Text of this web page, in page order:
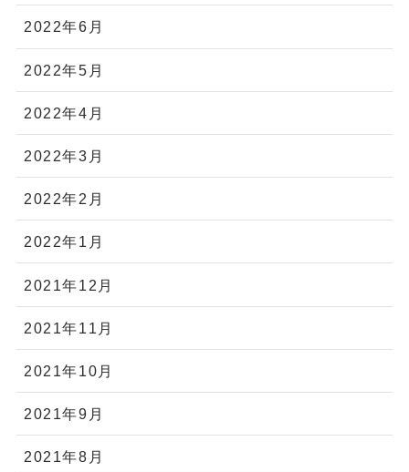
2022年6月
2022年5月
2022年4月
2022年3月
2022年2月
2022年1月
2021年12月
2021年11月
2021年10月
2021年9月
2021年8月